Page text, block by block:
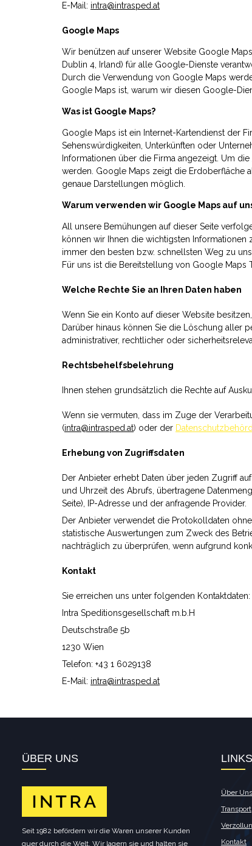
E-Mail: intra@intrasped.at
Google Maps
Wir benützen auf unserer Website Google
Dublin 4, Irland) für alle Google-Dienste
Durch die Verwendung von Google Maps
Google Maps ist, warum wir diesen Google-
Was ist Google Maps?
Google Maps ist ein Internet-Kartendienst der
Sehenswürdigkeiten, Unterkünften oder
Informationen über die Firma angezeigt. Um
werden. Google Maps zeigt die Erdoberfläche
genaue Darstellungen möglich.
Warum verwenden wir Google Maps auf
All unsere Bemühungen auf dieser Seite
können wir Ihnen die wichtigsten
immer den besten bzw. schnellsten Weg zu
Für uns ist die Bereitstellung von Google Maps
Welche Rechte Sie an Ihren Daten haben
Wenn Sie ein Konto auf dieser Website
Darüber hinaus können Sie die Löschung aller
administrativer, rechtlicher oder
Rechtsbehelfsbelehrung
Ihnen stehen grundsätzlich die Rechte auf
Wenn sie vermuten, dass im Zuge der
(intra@intrasped.at) oder der
Erhebung von Zugriffsdaten
Der Anbieter erhebt Daten über jeden Zugriff
und Uhrzeit des Abrufs, übertragene
Seite), IP-Adresse und der anfragende Provider.
Der Anbieter verwendet die Protokolldaten
statistische Auswertungen zum Zweck des
nachträglich zu überprüfen, wenn aufgrund
Kontakt
Sie erreichen uns unter folgenden Kontaktdaten:
Intra Speditionsgesellschaft m.b.H
Deutschstraße 5b
1230 Wien
Telefon: +43 1 6029138
E-Mail: intra@intrasped.at
ÜBER UNS
Seit 1982 befördern wir die Waren unserer Kunden
quer durch die Welt. Wir lagern sie und halten sie
LINKS
Über Uns
Transport
Kontakt